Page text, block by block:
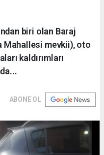
biri olan Baraj
Mahallesi mevkii), oto
kaldırımları
ABONE OL